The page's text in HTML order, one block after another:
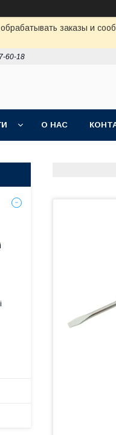
заказы и
60-18
О НАС